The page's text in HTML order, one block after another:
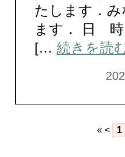
たします．
ます． 日
[… 続きを読
« < 1